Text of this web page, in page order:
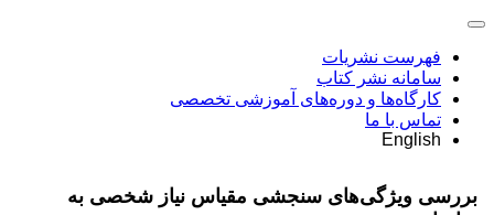
فهرست نشریات
سامانه نشر کتاب
کارگاه‌ها و دوره‌های آموزشی تخصصی
تماس با ما
English
بررسی ویژگی‌های سنجشی مقیاس نیاز شخصی به